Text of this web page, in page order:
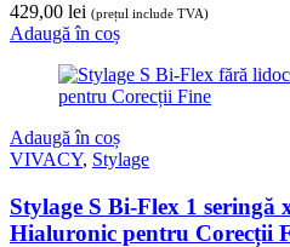
429,00 lei (prețul include TVA)
Adaugă în coș
Adaugă în coș
VIVACY, Stylage
Stylage S Bi-Flex 1 seringă
Hialuronic pentru Corecții